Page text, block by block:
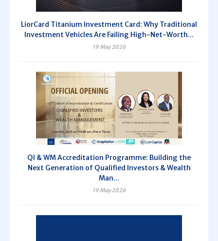
LiorCard Titanium Investment Card: Why Traditional
Investment Vehicles Are Failing High-Net-Worth...
19 May 2026
QI & WM Accreditation Programme: Building the
Next Generation of Qualified Investors & Wealth
Man...
19 May 2026